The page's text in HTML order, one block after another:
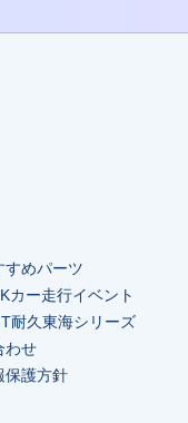
すめパーツ
カー走行イベント
耐久東海シリーズ
わせ
保護方針